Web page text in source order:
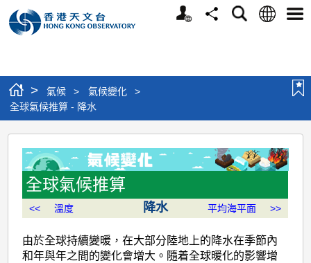
個
分
搜
語
選
> 氣候 > 氣候變化
>
全球氣候推算 - 降水
全
球
氣
推
算
全球氣候推算
<< 溫度 降水 平均海平面 >>
由於全球持續變暖，在大部分陸地上的降水在季節內
和年與年之間的變化會增大。隨着全球暖化的影響增